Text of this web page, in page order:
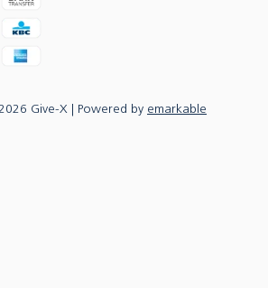
Give-X | Powered by emarkable